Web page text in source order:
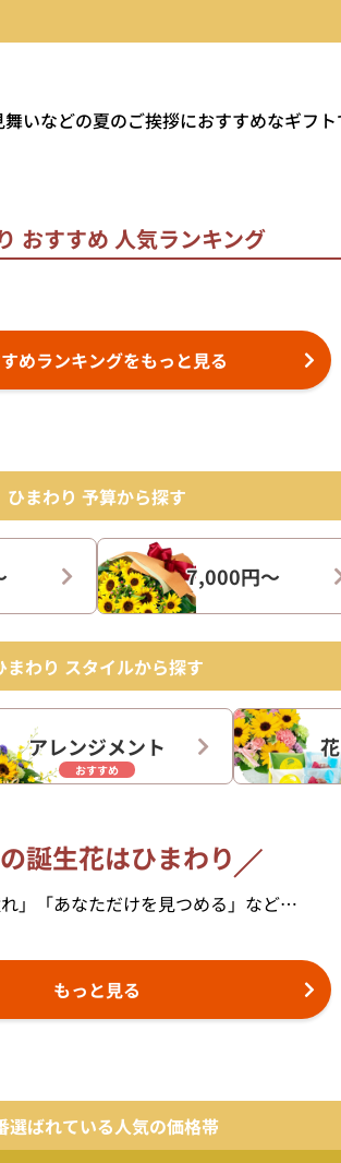
いなどの夏のご挨拶におすすめなギフト
おすすめ 人気ランキング
めランキングをもっと見る
ひまわり 予算から探す
7,000円〜
まわり スタイルから探す
アレンジメント
おすすめ
誕生花はひまわり
」 「あなただけを見つめる」など…
もっと見る
選ばれている人気の価格帯